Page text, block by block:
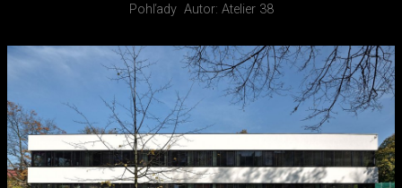
Pohľady Autor: Atelier 38